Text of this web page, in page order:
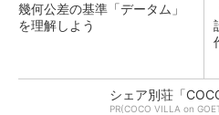
幾何公差の基準「データム」
を理解しよう
シェア別荘「
PR(COCO VILLA on